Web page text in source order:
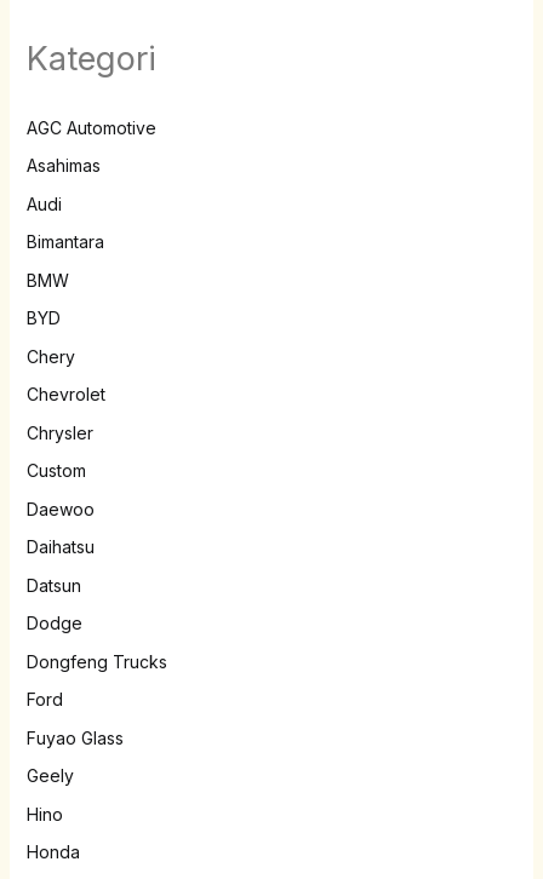
Kategori
AGC Automotive
Asahimas
Audi
Bimantara
BMW
BYD
Chery
Chevrolet
Chrysler
Custom
Daewoo
Daihatsu
Datsun
Dodge
Dongfeng Trucks
Ford
Fuyao Glass
Geely
Hino
Honda